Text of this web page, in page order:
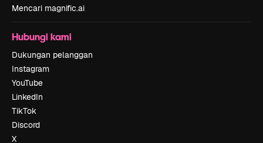
Mencari magnific.ai
Hubungi kami
Dukungan pelanggan
Instagram
YouTube
LinkedIn
TikTok
Discord
X